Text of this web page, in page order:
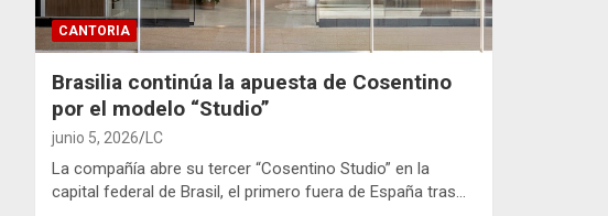
CANTORIA
Brasilia continúa la apuesta de Cosentino
por el modelo “Studio”
junio 5, 2026 LC
La compañía abre su tercer “Cosentino Studio” en la
capital federal de Brasil, el primero fuera de España tras…